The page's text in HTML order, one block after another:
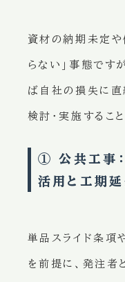
資材の納期未定や
らない」事態です
ば自社の損失に直
検討・実施するこ
① 公共工事：
活用と工期
単品スライド条項
を前提に、発注者